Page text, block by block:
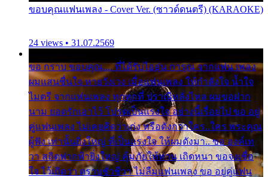
ขอบคุณแฟนเพลง - Cover Ver. (ซาวด์ดนตรี) (KARAOKE)
24 views • 31.07.2569
ขอ กราบ ขอบคุณ.... ที่ได้รับไออุ่น การุณ จากแฟน เพลง
ผมแสนชื่นใจ หายวังเวง เมื่อแฟนเพลง ให้กำลังใจ น้ำใจ
ไมตรี จากแฟนเพลง ทุกทุกที่ ปราณีหลั่งไหล ผมขอฝาก
นาม ยอดรักเอาไว้ โปรดเป็นแรงใจ อย่างนี้เรื่อยไป ขอ อยู่
คู่แฟนเพลง ไม่เคยคิดว่าเก่ง หรือดังกว่าใคร..ใคร พระคุณ
ผู้ฟัง เท่านั้นยิ่งใหญ่ ที่เป็นแรงใจ ให้ผมดังมา.. ขอ องค์เท
วา สถิตฟากฟ้ายิ่งใหญ่ คุ้มภัยให้ท่าน เถิดหนา ขอจงเชื่อ
ใจ ไว้เถิดว่า ตราบชั่วชีวา ไม่ลืมแฟนเพลง ขอ อยู่คู่แฟน